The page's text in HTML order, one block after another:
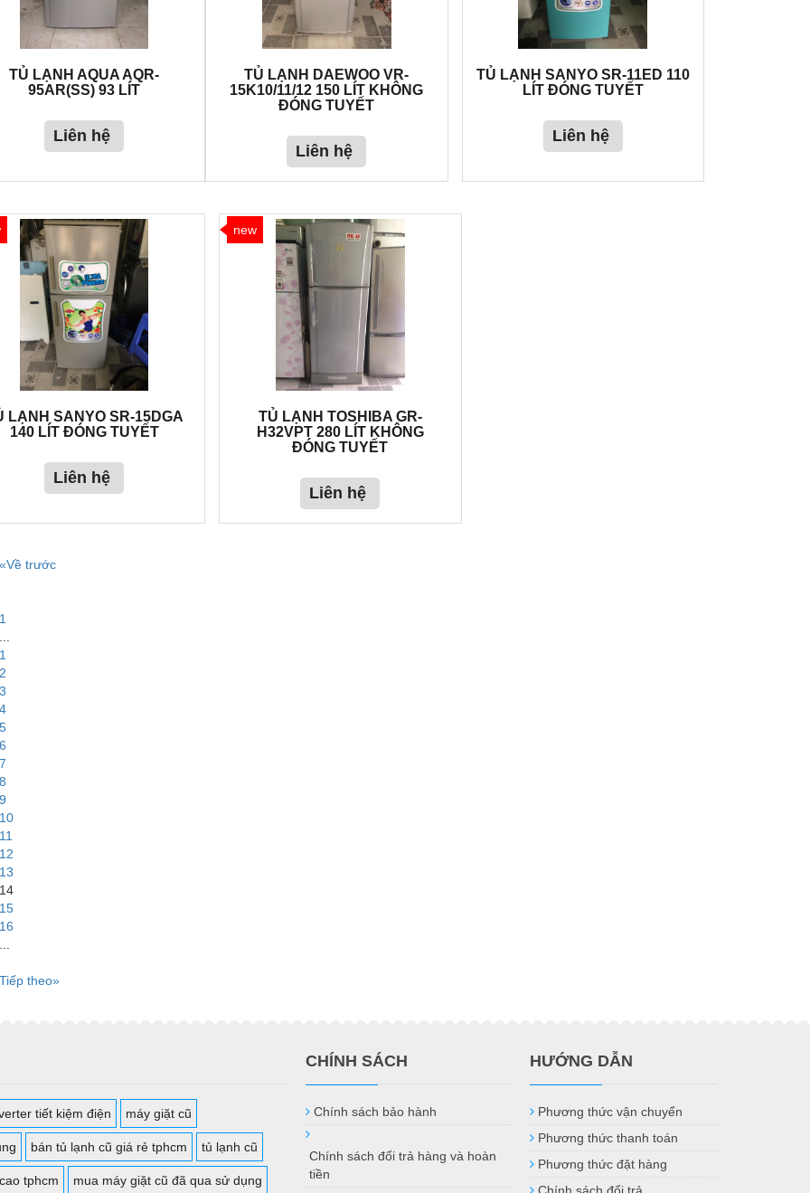
TỦ LẠNH AQUA AQR-
95AR(SS) 93 LÍT
Liên hệ
TỦ LẠNH DAEWOO VR-
15K10/11/12 150 LÍT KHÔNG
ĐÓNG TUYẾT
Liên hệ
TỦ LẠNH SANYO SR-11ED 110
LÍT ĐÓNG TUYẾT
Liên hệ
LẠNH SANYO SR-15DGA
140 LÍT ĐÓNG TUYẾT
Liên hệ
new
TỦ LẠNH TOSHIBA GR-
H32VPT 280 LÍT KHÔNG
ĐÓNG TUYẾT
Liên hệ
«Về trước
1
...
1
2
3
4
5
6
7
8
9
10
11
12
13
14
15
16
...
Tiếp theo»
tiết kiệm điện máy giặt cũ
bán tủ lạnh cũ giá rẻ tphcm tủ lạnh cũ
tphcm mua máy giặt cũ đã qua sử dụng
CHÍNH SÁCH
Chính sách bảo hành
Chính sách đổi trả hàng và hoàn
tiền
HƯỚNG DẪN
Phương thức vận chuyển
Phương thức thanh toán
Phương thức đặt hàng